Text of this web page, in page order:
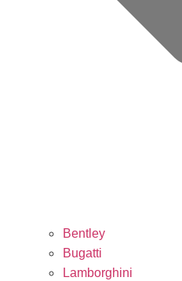
Bentley
Bugatti
Lamborghini